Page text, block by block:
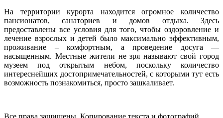
На территории курорта находится огромное количество
пансионатов, санаториев и домов отдыха. Здесь
предоставлены все условия для того, чтобы оздоровление и
лечение взрослых и детей было максимально эффективным,
проживание – комфортным, а проведение досуга —
насыщенным. Местные жители не зря называют свой город
музеем под открытым небом, поскольку количество
интереснейших достопримечательностей, с которыми тут есть
возможность познакомиться, просто зашкаливает.